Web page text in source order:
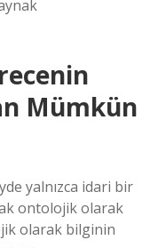
Mümkün
yalnızca idari bir
ontolojik olarak
olarak bilginin